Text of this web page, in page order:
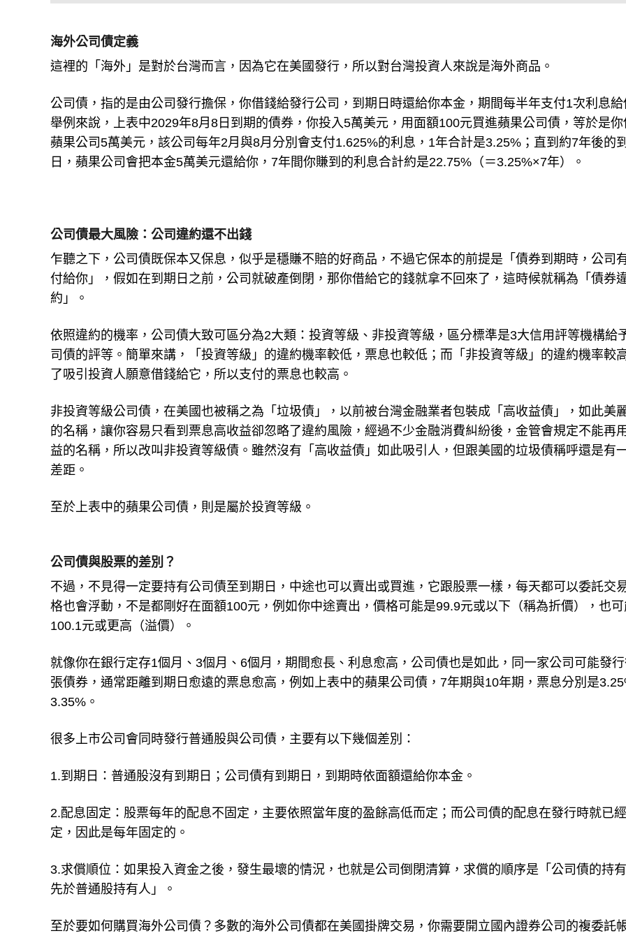
海外公司債定義
這裡的「海外」是對於台灣而言，因為它在美國發行，所以對台灣投資人來說是海外商品。
公司債，指的是由公司發行擔保，你借錢給發行公司，到期日時還給你本金，期間每半年支付1次利息給
舉例來說，上表中2029年8月8日到期的債券，你投入5萬美元，用面額100元買進蘋果公司債，等於是你
蘋果公司5萬美元，該公司每年2月與8月分別會支付1.625%的利息，1年合計是3.25%；直到約7年後的
日，蘋果公司會把本金5萬美元還給你，7年間你賺到的利息合計約是22.75%（＝3.25%×7年）。
公司債最大風險：公司違約還不出錢
乍聽之下，公司債既保本又保息，似乎是穩賺不賠的好商品，不過它保本的前提是「債券到期時，公司
付給你」，假如在到期日之前，公司就破產倒閉，那你借給它的錢就拿不回來了，這時候就稱為「債券
約」。
依照違約的機率，公司債大致可區分為2大類：投資等級、非投資等級，區分標準是3大信用評等機構給
司債的評等。簡單來講，「投資等級」的違約機率較低，票息也較低；而「非投資等級」的違約機率較
了吸引投資人願意借錢給它，所以支付的票息也較高。
非投資等級公司債，在美國也被稱之為「垃圾債」，以前被台灣金融業者包裝成「高收益債」，如此美
的名稱，讓你容易只看到票息高收益卻忽略了違約風險，經過不少金融消費糾紛後，金管會規定不能再
益的名稱，所以改叫非投資等級債。雖然沒有「高收益債」如此吸引人，但跟美國的垃圾債稱呼還是有
差距。
至於上表中的蘋果公司債，則是屬於投資等級。
公司債與股票的差別？
不過，不見得一定要持有公司債至到期日，中途也可以賣出或買進，它跟股票一樣，每天都可以委託交
格也會浮動，不是都剛好在面額100元，例如你中途賣出，價格可能是99.9元或以下（稱為折價），也可
100.1元或更高（溢價）。
就像你在銀行定存1個月、3個月、6個月，期間愈長、利息愈高，公司債也是如此，同一家公司可能發
張債券，通常距離到期日愈遠的票息愈高，例如上表中的蘋果公司債，7年期與10年期，票息分別是
3.35%。
很多上市公司會同時發行普通股與公司債，主要有以下幾個差別：
1.到期日：普通股沒有到期日；公司債有到期日，到期時依面額還給你本金。
2.配息固定：股票每年的配息不固定，主要依照當年度的盈餘高低而定；而公司債的配息在發行時就已
定，因此是每年固定的。
3.求償順位：如果投入資金之後，發生最壞的情況，也就是公司倒閉清算，求償的順序是「公司債的持
先於普通股持有人」。
至於要如何購買海外公司債？多數的海外公司債都在美國掛牌交易，你需要開立國內證券公司的複委託